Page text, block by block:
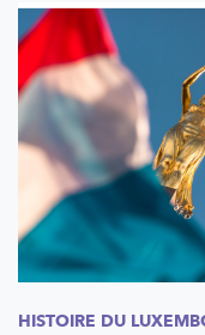
HISTOIRE DU